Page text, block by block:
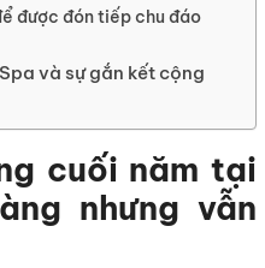
được đón tiếp chu đáo
và sự gắn kết cộng
cuối năm tại
nhưng vẫn